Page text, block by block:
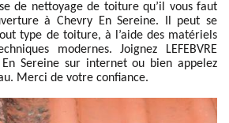
de nettoyage de toiture qu’il vous faut
à Chevry En Sereine. Il peut se
type de toiture, à l’aide des matériels
modernes. Joignez LEFEBVRE
Sereine sur internet ou bien appelez
Merci de votre confiance.